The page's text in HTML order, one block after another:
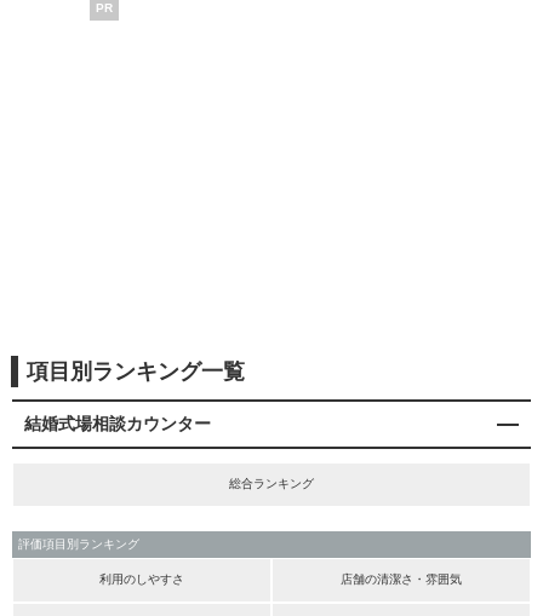
PR
項目別ランキング一覧
結婚式場相談カウンター
総合ランキング
評価項目別ランキング
利用のしやすさ 店舗の清潔さ・雰囲気